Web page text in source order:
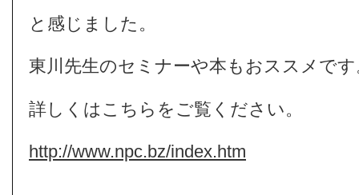
と感じました。
東川先生のセミナーや本もおススメです
詳しくはこちらをご覧ください。
http://www.npc.bz/index.htm